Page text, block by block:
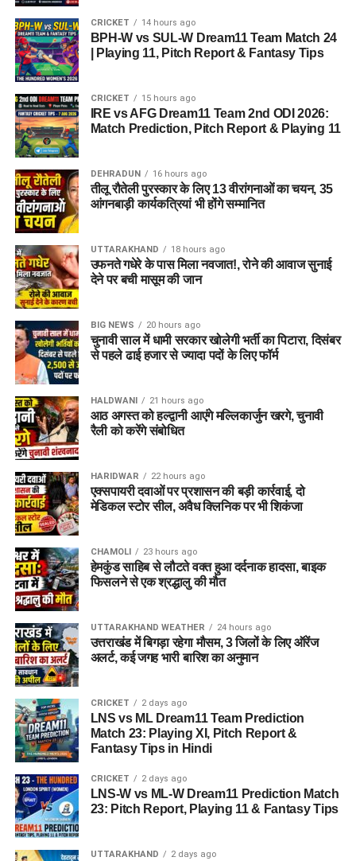
नैतिक जिम्मेदारी है।
कॉकरोच जनता पार्टी ने इसे बताया
लोकतंत्र की जीत
धर्मेंद्र प्रधान ने अपने कार्यकाल के दौरान प्रधानमंत्री के नेतृत्व में देश की
सेवा करने का अवसर मिलने पर आभार भी व्यक्त किया। उन्होंने कहा कि
इस जिम्मेदारी को निभाना उनके लिए सम्मान की बात रही।
इस बीच, प्रदर्शन कर रहे छात्रों की मांगों के बीच आए इस फैसले को लेकर
राजनीतिक प्रतिक्रियाएं भी सामने आने लगी हैं।
CRICKET 14 hours ago
BPH-W vs SUL-W Dream11 Team Match 24
| Playing 11, Pitch Report & Fantasy Tips
CRICKET 15 hours ago
IRE vs AFG Dream11 Team 2nd ODI 2026:
Match Prediction, Pitch Report & Playing 11
DEHRADUN 16 hours ago
तीलू रौतेली पुरस्कार के लिए 13 वीरांगनाओं का चयन, 35
आंगनबाड़ी कार्यकत्रियां भी होंगे सम्मानित
UTTARAKHAND 18 hours ago
उफनते गधेरे के पास मिला नवजात!, रोने की आवाज सुनाई
देने पर बची मासूम की जान
BIG NEWS 20 hours ago
चुनावी साल में धामी सरकार खोलेगी भर्ती का पिटारा, दिसंबर
से पहले ढाई हजार से ज्यादा पदों के लिए फॉर्म
HALDWANI 21 hours ago
आठ अगस्त को हल्द्वानी आएंगे मल्लिकार्जुन खरगे, चुनावी
रैली को करेंगे संबोधित
HARIDWAR 22 hours ago
एक्सपायरी दवाओं पर प्रशासन की बड़ी कार्रवाई, दो
मेडिकल स्टोर सील, अवैध क्लिनिक पर भी शिकंजा
CHAMOLI 23 hours ago
हेमकुंड साहिब से लौटते वक्त हुआ दर्दनाक हादसा, बाइक
फिसलने से एक श्रद्धालु की मौत
UTTARAKHAND WEATHER 24 hours ago
उत्तराखंड में बिगड़ा रहेगा मौसम, 3 जिलों के लिए ऑरेंज
अलर्ट, कई जगह भारी बारिश का अनुमान
CRICKET 2 days ago
LNS vs ML Dream11 Team Prediction
Match 23: Playing XI, Pitch Report &
Fantasy Tips in Hindi
CRICKET 2 days ago
LNS-W vs ML-W Dream11 Prediction Match
23: Pitch Report, Playing 11 & Fantasy Tips
UTTARAKHAND 2 days ago